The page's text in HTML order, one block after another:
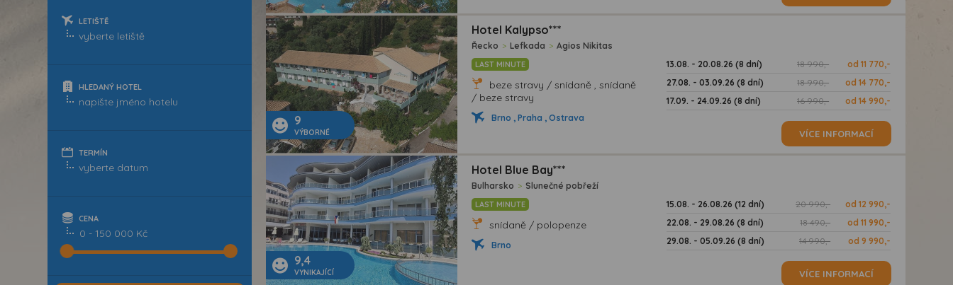
LETIŠTĚ
HLEDANÝ HOTEL
TERMÍN
CENA
0 - 150 000 Kč
9
VÝBORNÉ
Hotel Kalypso***
Řecko > Lefkada > Agios Nikitas
LAST MINUTE
beze stravy / snídaně , snídaně
/ beze stravy
Brno , Praha , Ostrava
13.08. - 20.08.26 (8 dní) 18 990,-
od 11 770,-
27.08. - 03.09.26 (8 dní)
18 990,-
od 14 770,-
17.09. - 24.09.26 (8 dní)
16 990,- od 14 990,-
VÍCE INFORMACÍ
9,4
VYNIKAJÍCÍ
Hotel Blue Bay***
Bulharsko > Slunečné pobřeží
LAST MINUTE
snídaně / polopenze
Brno
15.08. - 26.08.26 (12 dní) 20 990,-
od 12 990,-
22.08. - 29.08.26 (8 dní)
18 490,-
od 11 990,-
29.08. - 05.09.26 (8 dní)
14 990,- od 9 990,-
VÍCE INFORMACÍ